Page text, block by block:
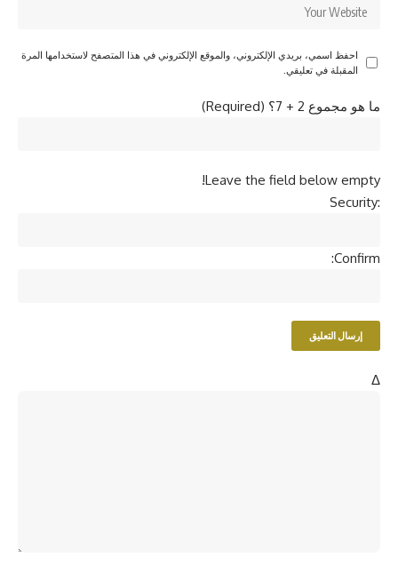
احفظ اسمي، بريدي الإلكتروني، والموقع الإلكتروني في هذا المتصفح لاستخدامها المرة
المقبلة في تعليقي.
ما هو مجموع 2 + 7؟ (Required)
Leave the field below empty!
Security:
Confirm:
Δ